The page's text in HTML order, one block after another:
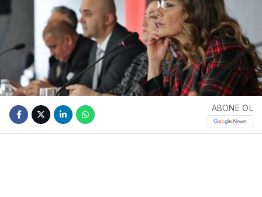
ABONE OL